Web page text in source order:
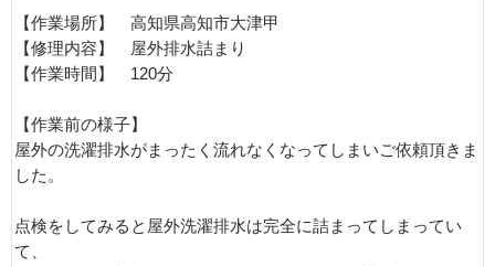
【作業場所】 高知県高知市大津甲
【修理内容】 屋外排水詰まり
【作業時間】 120分
【作業前の様子】
屋外の洗濯排水がまったく流れなくなってしまいご依頼頂きま
した。
点検をしてみると屋外洗濯排水は完全に詰まってしまってい
て、